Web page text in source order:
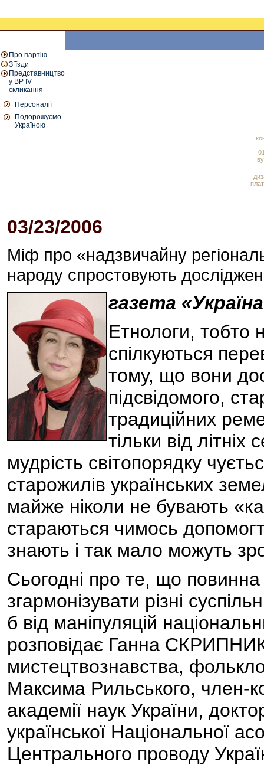
Про партію
З`їзди
Представництво
у ВР IV
скликання
Персоналії
Подорожуємо
Україною
03/23/2006
Міф про «надзвичайну
народу спростовують
газета
Eтнологи, тобто
спілкуються
тому, що вони
підсвідомого,
традиційних
тільки від
мудрість світопорядку
старожилів українських
майже ніколи не бувають
стараються чимось
знають і так мало можуть
Сьогодні про те, що
згармонізувати різні
б від маніпуляцій
розповідає Ганна
мистецтвознавства,
Максима Рильського, член-
академії наук України,
української Національної
Центрального проводу